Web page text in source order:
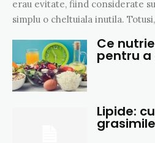
erau evitate, fiind considerate
simplu o cheltuiala inutila.
Ce
pentru a
Lipide: